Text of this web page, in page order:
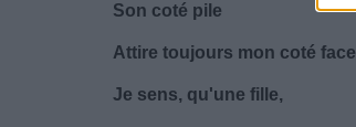
Son coté pile
Attire toujours mon coté face
Je sens, qu'une fille,